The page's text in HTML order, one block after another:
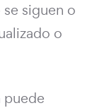
siguen o
o
puede